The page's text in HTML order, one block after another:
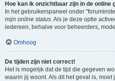
Hoe kan ik onzichtbaar zijn in de online
In het gebruikerspaneel onder
mijn online status. Als je deze optie
iedereen, behalve voor beheerders,
Omhoog
De tijden zijn niet correct!
Het is mogelijk dat de tijd die gegeven
waarin jij woont. Als dit het geval is,